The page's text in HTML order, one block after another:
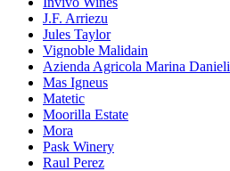
J.F. Arriezu
Jules Taylor
Vignoble Malidain
Azienda Agricola Marina Danieli
Mas Igneus
Matetic
Moorilla Estate
Mora
Pask Winery
Raul Perez